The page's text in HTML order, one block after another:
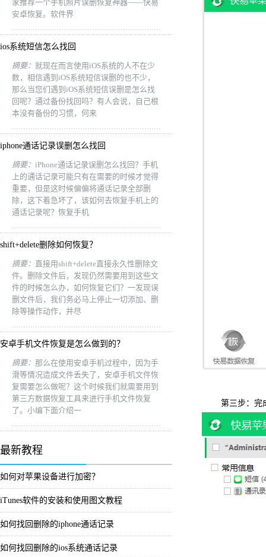
家推荐一个手机照片误删恢复神器——快易
安卓恢复。软件界
ios系统短信怎么找回
摘要： 就现在而言使用iOS系统的人不在少
数，相信遇到iOS系统短信误删的也不少，
那么当您们遇到iOS系统短信误删是怎么找
回呢？通过备份找回吗？有人会说，自己根
本没有备份的习惯，何来
iphone通话记录误删怎么找回
摘要： iPhone通话记录误删怎么找回？手机
上的通话记录可能只有在需要的时候才觉得
重要，但是这时候偏偏将通话记录全部删
除，这下着急坏了，该如何去恢复手机上的
通话记录呢？恢复手机
shift+delete删除如何恢复？
摘要： 直接用shift+delete直接永久性删除文
件。删除文件后，发现仍然需要用到这些文
件的时候怎么办，如何恢复它们？一发现误
删文件后，我们务必马上停止一切添加、删
除等操作动作，并尽
安卓手机文件恢复是怎么做到的？
摘要： 那么在使用安卓手机过程中，因为手
滑等情况造成文件丢失了，安卓手机文件恢
复需要怎么做呢？这个时候我们就需要用到
第三方数据恢复工具来进行手机文件恢复
了。小编下面介绍一
最新教程
如何对苹果设备进行加密？
iTunes软件的安装和使用图文教程
如何找回删除的iphone通话记录
如何找回删除的ios系统通话记录
第三步：完成